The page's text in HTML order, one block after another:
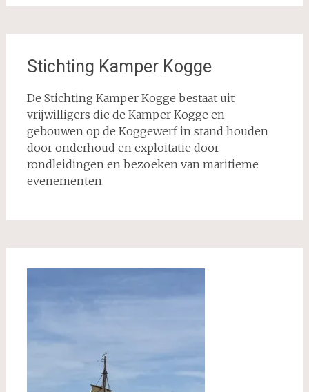
Stichting Kamper Kogge
De Stichting Kamper Kogge bestaat uit
vrijwilligers die de Kamper Kogge en
gebouwen op de Koggewerf in stand houden
door onderhoud en exploitatie door
rondleidingen en bezoeken van maritieme
evenementen.